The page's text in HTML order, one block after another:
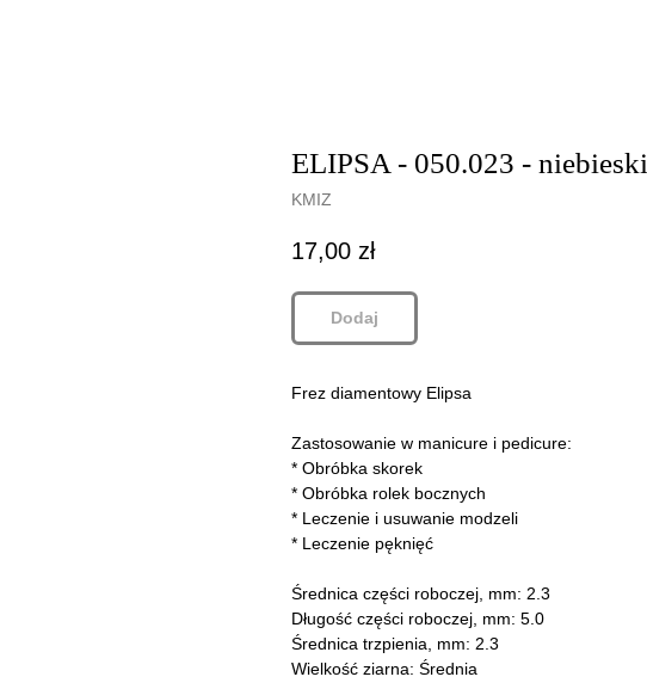
ELIPSA - 050.023 - niebieski
KMIZ
17,00 zł
Dodaj
Frez diamentowy Elipsa
Zastosowanie w manicure i pedicure:
* Obróbka skorek
* Obróbka rolek bocznych
* Leczenie i usuwanie modzeli
* Leczenie pęknięć
Średnica części roboczej, mm: 2.3
Długość części roboczej, mm: 5.0
Średnica trzpienia, mm: 2.3
Wielkość ziarna: Średnia